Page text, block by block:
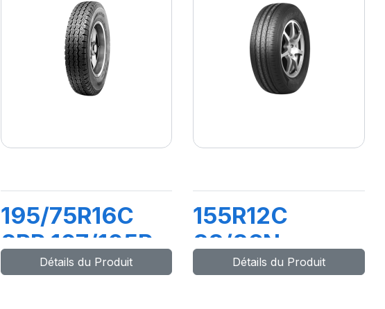
195/75R16C
8PR 107/105R
GREEN-MAX
Détails du Produit
155R12C
88/86N
GREEN-MAX
Détails du Produit